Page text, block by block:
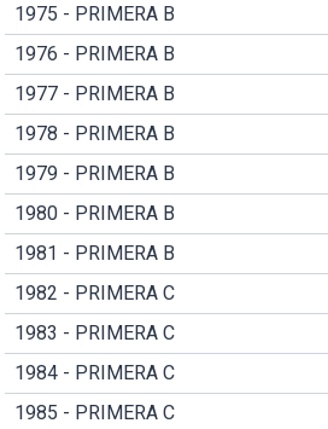
1975 - PRIMERA B
1976 - PRIMERA B
1977 - PRIMERA B
1978 - PRIMERA B
1979 - PRIMERA B
1980 - PRIMERA B
1981 - PRIMERA B
1982 - PRIMERA C
1983 - PRIMERA C
1984 - PRIMERA C
1985 - PRIMERA C